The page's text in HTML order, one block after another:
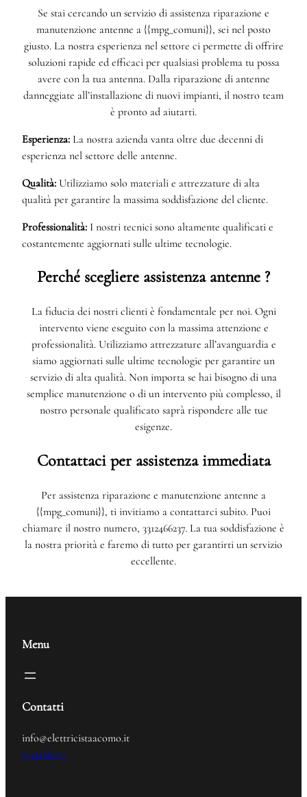
Se stai cercando un servizio di assistenza riparazione e
manutenzione antenne a {{mpg_comuni}}, sei nel posto
giusto. La nostra esperienza nel settore ci permette di offrire
soluzioni rapide ed efficaci per qualsiasi problema tu possa
avere con la tua antenna. Dalla riparazione di antenne
danneggiate all’installazione di nuovi impianti, il nostro team
è pronto ad aiutarti.
Esperienza: La nostra azienda vanta oltre due decenni di
esperienza nel settore delle antenne.
Qualità: Utilizziamo solo materiali e attrezzature di alta
qualità per garantire la massima soddisfazione del cliente.
Professionalità: I nostri tecnici sono altamente qualificati e
costantemente aggiornati sulle ultime tecnologie.
Perché scegliere assistenza antenne ?
La fiducia dei nostri clienti è fondamentale per noi. Ogni
intervento viene eseguito con la massima attenzione e
professionalità. Utilizziamo attrezzature all’avanguardia e
siamo aggiornati sulle ultime tecnologie per garantire un
servizio di alta qualità. Non importa se hai bisogno di una
semplice manutenzione o di un intervento più complesso, il
nostro personale qualificato saprà rispondere alle tue
esigenze.
Contattaci per assistenza immediata
Per assistenza riparazione e manutenzione antenne a
{{mpg_comuni}}, ti invitiamo a contattarci subito. Puoi
chiamare il nostro numero, 3312466237. La tua soddisfazione è
la nostra priorità e faremo di tutto per garantirti un servizio
eccellente.
Menu
Contatti
info@elettricistaacomo.it
3312466237